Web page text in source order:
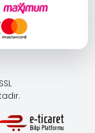
SSL